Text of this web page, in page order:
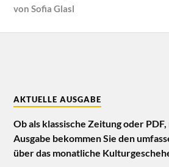
vonSofia Glasl
AKTUELLE AUSGABE
Ob als klassische Zeitung oder
Ausgabe bekommen Sie den
über das monatliche